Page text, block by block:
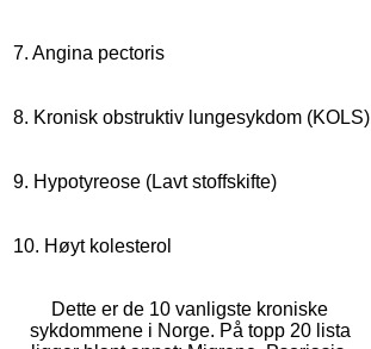
7. Angina pectoris
8. Kronisk obstruktiv lungesykdom (KOLS)
9. Hypotyreose (Lavt stoffskifte)
10. Høyt kolesterol
Dette er de 10 vanligste kroniske
sykdommene i Norge. På topp 20 lista